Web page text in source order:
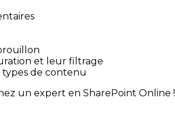
et leur filtrage
types de contenu
un expert en SharePoint Online !